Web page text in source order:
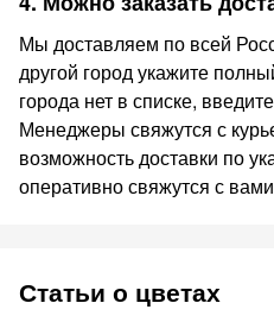
Мы доставляем по всей
другой город укажите
города нет в списке,
Менеджеры свяжутся с
возможность доставки по
оперативно свяжутся с
Статьи о цветах